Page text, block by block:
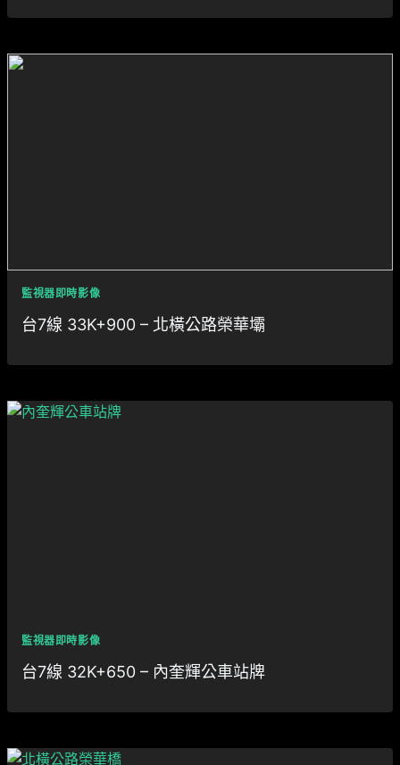
監視器即時影像
台7線 33K+900 – 北橫公路榮華壩
監視器即時影像
台7線 32K+650 – 內奎輝公車站牌